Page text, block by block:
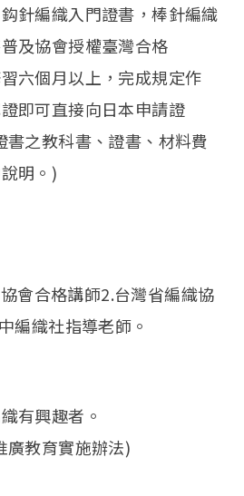
針編織入門證書，棒針編織
及協會授權臺灣合格
六個月以上，完成規定作
即可直接向日本申請證
之教科書、證書、材料費
明。)
會合格講師2.台灣省編織協
編織社指導老師。
有興趣者。
廣教育實施辦法)